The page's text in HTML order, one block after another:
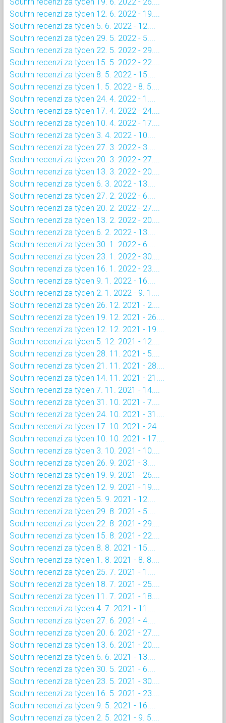
Souhrn recenzí za týden 12. 6. 2022 - 19....
Souhrn recenzí za týden 5. 6. 2022 - 12....
Souhrn recenzí za týden 29. 5. 2022 - 5....
Souhrn recenzí za týden 22. 5. 2022 - 29....
Souhrn recenzí za týden 15. 5. 2022 - 22....
Souhrn recenzí za týden 8. 5. 2022 - 15....
Souhrn recenzí za týden 1. 5. 2022 - 8. 5....
Souhrn recenzí za týden 24. 4. 2022 - 1....
Souhrn recenzí za týden 17. 4. 2022 - 24....
Souhrn recenzí za týden 10. 4. 2022 - 17....
Souhrn recenzí za týden 3. 4. 2022 - 10....
Souhrn recenzí za týden 27. 3. 2022 - 3....
Souhrn recenzí za týden 20. 3. 2022 - 27....
Souhrn recenzí za týden 13. 3. 2022 - 20....
Souhrn recenzí za týden 6. 3. 2022 - 13....
Souhrn recenzí za týden 27. 2. 2022 - 6....
Souhrn recenzí za týden 20. 2. 2022 - 27....
Souhrn recenzí za týden 13. 2. 2022 - 20....
Souhrn recenzí za týden 6. 2. 2022 - 13....
Souhrn recenzí za týden 30. 1. 2022 - 6....
Souhrn recenzí za týden 23. 1. 2022 - 30....
Souhrn recenzí za týden 16. 1. 2022 - 23....
Souhrn recenzí za týden 9. 1. 2022 - 16....
Souhrn recenzí za týden 2. 1. 2022 - 9. 1....
Souhrn recenzí za týden 26. 12. 2021 - 2....
Souhrn recenzí za týden 19. 12. 2021 - 26....
Souhrn recenzí za týden 12. 12. 2021 - 19....
Souhrn recenzí za týden 5. 12. 2021 - 12....
Souhrn recenzí za týden 28. 11. 2021 - 5....
Souhrn recenzí za týden 21. 11. 2021 - 28....
Souhrn recenzí za týden 14. 11. 2021 - 21....
Souhrn recenzí za týden 7. 11. 2021 - 14....
Souhrn recenzí za týden 31. 10. 2021 - 7....
Souhrn recenzí za týden 24. 10. 2021 - 31....
Souhrn recenzí za týden 17. 10. 2021 - 24....
Souhrn recenzí za týden 10. 10. 2021 - 17....
Souhrn recenzí za týden 3. 10. 2021 - 10....
Souhrn recenzí za týden 26. 9. 2021 - 3....
Souhrn recenzí za týden 19. 9. 2021 - 26....
Souhrn recenzí za týden 12. 9. 2021 - 19....
Souhrn recenzí za týden 5. 9. 2021 - 12....
Souhrn recenzí za týden 29. 8. 2021 - 5....
Souhrn recenzí za týden 22. 8. 2021 - 29....
Souhrn recenzí za týden 15. 8. 2021 - 22....
Souhrn recenzí za týden 8. 8. 2021 - 15....
Souhrn recenzí za týden 1. 8. 2021 - 8. 8....
Souhrn recenzí za týden 25. 7. 2021 - 1....
Souhrn recenzí za týden 18. 7. 2021 - 25....
Souhrn recenzí za týden 11. 7. 2021 - 18....
Souhrn recenzí za týden 4. 7. 2021 - 11....
Souhrn recenzí za týden 27. 6. 2021 - 4....
Souhrn recenzí za týden 20. 6. 2021 - 27....
Souhrn recenzí za týden 13. 6. 2021 - 20....
Souhrn recenzí za týden 6. 6. 2021 - 13....
Souhrn recenzí za týden 30. 5. 2021 - 6....
Souhrn recenzí za týden 23. 5. 2021 - 30....
Souhrn recenzí za týden 16. 5. 2021 - 23....
Souhrn recenzí za týden 9. 5. 2021 - 16....
Souhrn recenzí za týden 2. 5. 2021 - 9. 5....